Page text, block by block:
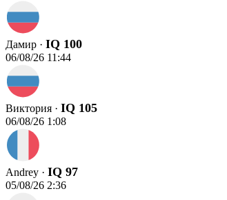
Дамир · IQ 100
06/08/26 11:44
Виктория · IQ 105
06/08/26 1:08
Andrey · IQ 97
05/08/26 2:36